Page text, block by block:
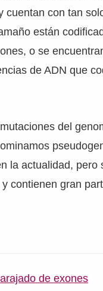
cuentan con tan
están
o se
de ADN que
del
la actualidad,
contienen gran
de exones